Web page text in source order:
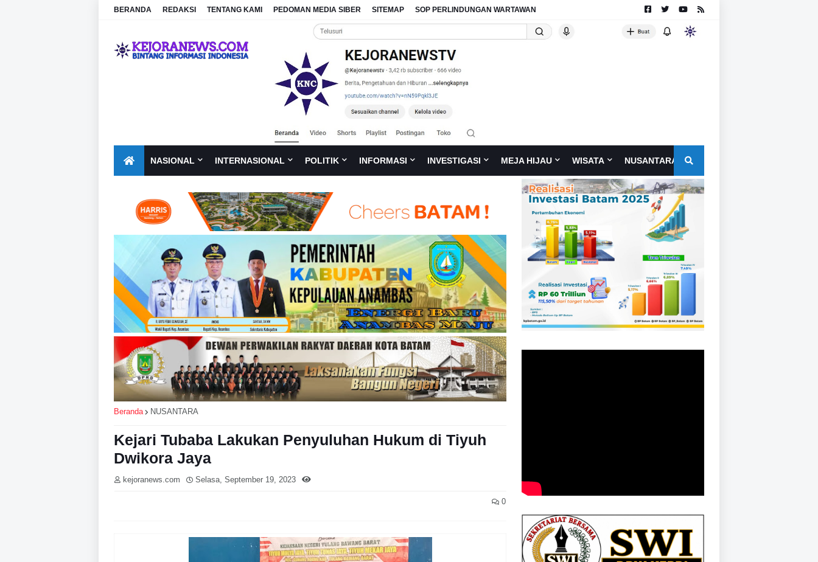
BERANDA REDAKSI TENTANG KAMI PEDOMAN MEDIA SIBER SITEMAP SOP PERLINDUNGAN WARTAWAN
NASIONAL INTERNASIONAL POLITIK INFORMASI INVESTIGASI MEJA HIJAU WISATA NUSANTARA
Beranda NUSANTARA
Kejari Tubaba Lakukan Penyuluhan Hukum di Tiyuh
Dwikora Jaya
kejoranews.com Selasa, September 19, 2023
0